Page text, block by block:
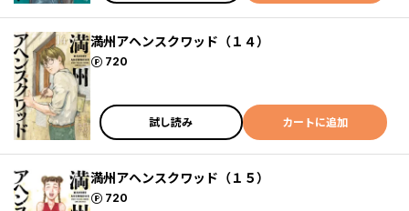
満州アヘンスクワッド（１４）
720
ポイント
試し読み カートに追加
満州アヘンスクワッド（１５）
720
ポイント